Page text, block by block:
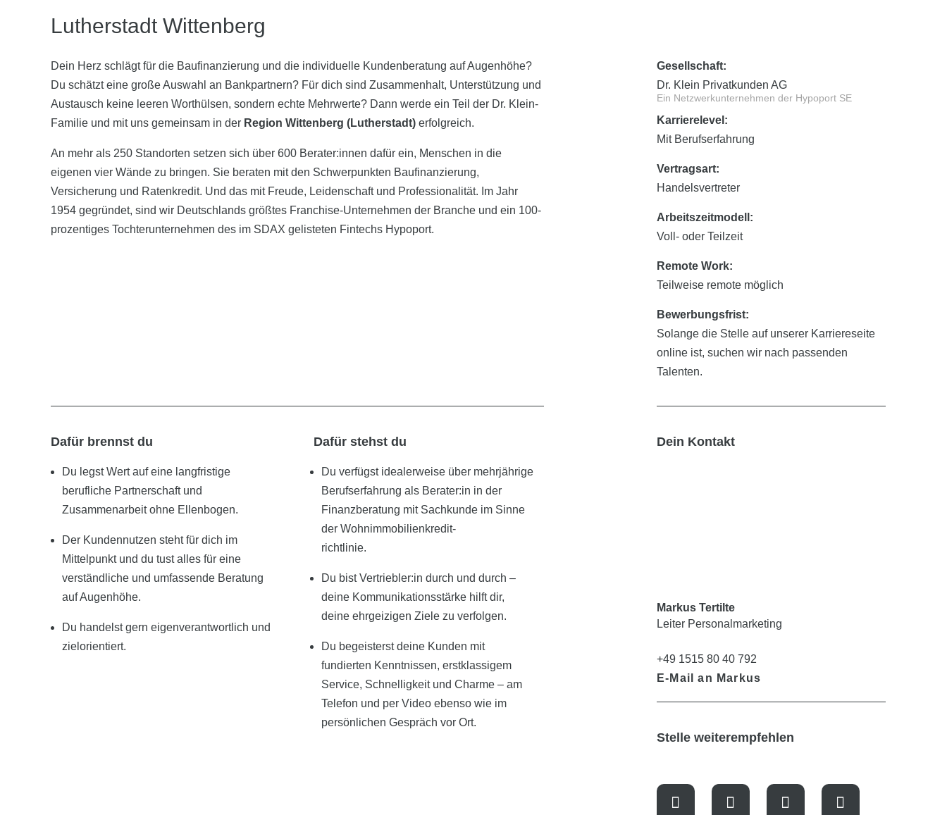
Lutherstadt Wittenberg
Dein Herz schlägt für die Baufinanzierung und die individuelle Kundenberatung auf Augenhöhe?
Du schätzt eine große Auswahl an Bankpartnern? Für dich sind Zusammenhalt, Unterstützung und
Austausch keine leeren Worthülsen, sondern echte Mehrwerte? Dann werde ein Teil der Dr. Klein-
Familie und mit uns gemeinsam in der Region Wittenberg (Lutherstadt) erfolgreich.
An mehr als 250 Standorten setzen sich über 600 Berater:innen dafür ein, Menschen in die
eigenen vier Wände zu bringen. Sie beraten mit den Schwerpunkten Baufinanzierung,
Versicherung und Ratenkredit. Und das mit Freude, Leidenschaft und Professionalität. Im Jahr
1954 gegründet, sind wir Deutschlands größtes Franchise-Unternehmen der Branche und ein 100-
prozentiges Tochterunternehmen des im SDAX gelisteten Fintechs Hypoport.
Gesellschaft:
Dr. Klein Privatkunden AG
Ein Netzwerkunternehmen der Hypoport SE
Karrierelevel:
Mit Berufserfahrung
Vertragsart:
Handelsvertreter
Arbeitszeitmodell:
Voll- oder Teilzeit
Remote Work:
Teilweise remote möglich
Bewerbungsfrist:
Solange die Stelle auf unserer Karriereseite
online ist, suchen wir nach passenden
Talenten.
Dafür brennst du
Du legst Wert auf eine langfristige
berufliche Partnerschaft und
Zusammenarbeit ohne Ellenbogen.
Der Kundennutzen steht für dich im
Mittelpunkt und du tust alles für eine
verständliche und umfassende Beratung
auf Augenhöhe.
Du handelst gern eigenverantwortlich und
zielorientiert.
Dafür stehst du
Du verfügst idealerweise über mehrjährige
Berufserfahrung als Berater:in in der
Finanzberatung mit Sachkunde im Sinne
der Wohnimmobilienkredit-
richtlinie.
Du bist Vertriebler:in durch und durch –
deine Kommunikationsstärke hilft dir,
deine ehrgeizigen Ziele zu verfolgen.
Du begeisterst deine Kunden mit
fundierten Kenntnissen, erstklassigem
Service, Schnelligkeit und Charme – am
Telefon und per Video ebenso wie im
persönlichen Gespräch vor Ort.
Dein Kontakt
Markus Tertilte
Leiter Personalmarketing
+49 1515 80 40 792
E-Mail an Markus
Stelle weiterempfehlen